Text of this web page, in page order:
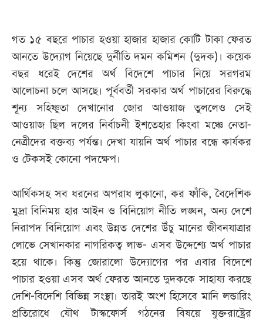
আজকের
পত্রিকা
ই-
পেপার
গত ১৫ বছরে পাচার হওয়া হাজার হাজার কোটি টাকা ফেরত
আনতে উদ্যোগ নিয়েছে দুর্নীতি দমন কমিশন (দুদক)। কয়েক
বছর ধরেই দেশের অর্থ বিদেশে পাচার নিয়ে সরগরম
আলোচনা চলে আসছে। পূর্ববর্তী সরকার অর্থ পাচারের বিরুদ্ধে
শূন্য সহিষ্ণুতা দেখানোর জোর আওয়াজ তুললেও সেই
আওয়াজ ছিল দলের নির্বাচনী ইশতেহার কিংবা মঞ্চে নেতা-
নেত্রীদের বক্তব্য পর্যন্ত। দেখা যায়নি অর্থ পাচার বন্ধে কার্যকর
ও টেকসই কোনো পদক্ষেপ।
আর্থিকসহ সব ধরনের অপরাধ লুকানো, কর ফাঁকি, বৈদেশিক
মুদ্রা বিনিময় হার আইন ও বিনিয়োগ নীতি লঙ্ঘন, অন্য দেশে
নিরাপদ বিনিয়োগ এবং উন্নত দেশের উঁচু মানের জীবনযাত্রার
লোভে সেখানকার নাগরিকত্ব লাভ- এসব উদ্দেশ্যে অর্থ পাচার
হয়ে থাকে। কিন্তু জোরালো উদ্যোগের পর এবার বিদেশে
পাচার হওয়া এসব অর্থ ফেরত আনতে দুদককে সাহায্য করছে
দেশি-বিদেশি বিভিন্ন সংস্থা। তারই অংশ হিসেবে মানি লন্ডারিং
প্রতিরোধে যৌথ টাস্কফোর্স গঠনের বিষয়ে যুক্তরাষ্ট্রের